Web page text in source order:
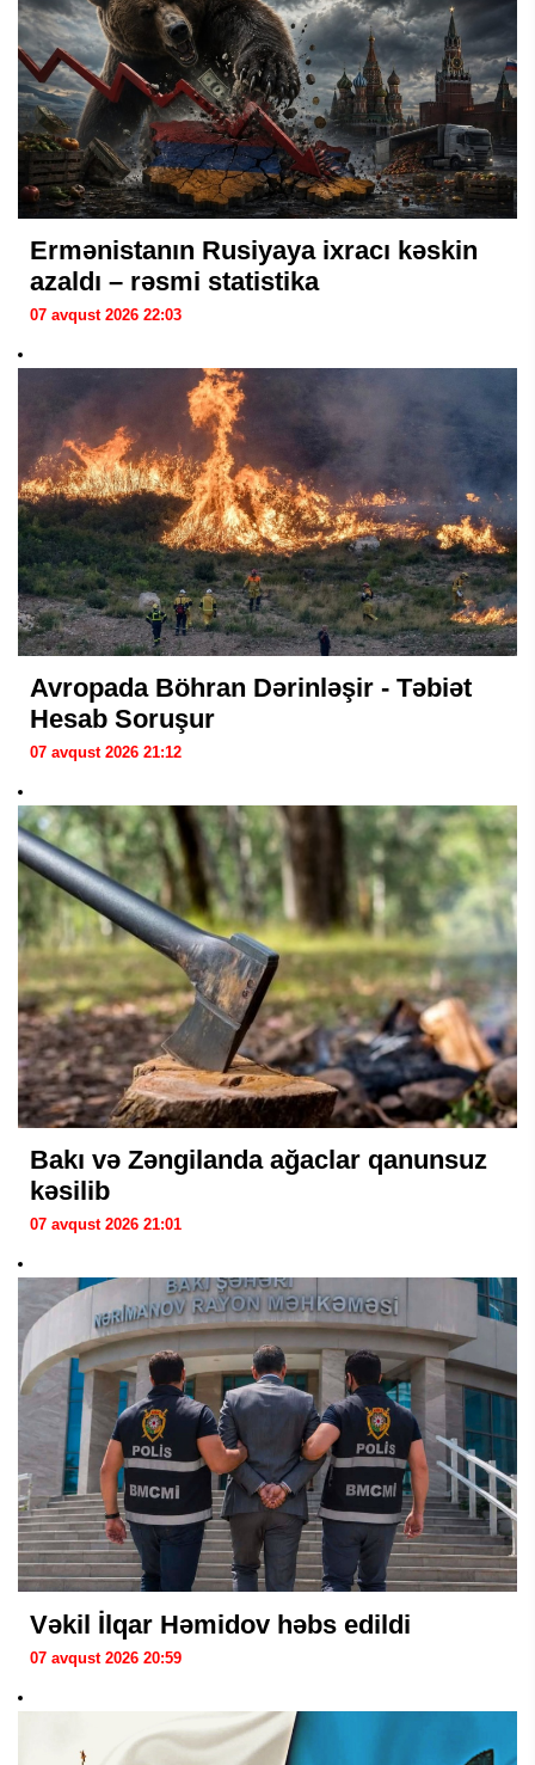
Ermənistanın Rusiyaya ixracı kəskin
azaldı – rəsmi statistika
07 avqust 2026 22:03
Avropada Böhran Dərinləşir - Təbiət
Hesab Soruşur
07 avqust 2026 21:12
Bakı və Zəngilanda ağaclar qanunsuz
kəsilib
07 avqust 2026 21:01
Vəkil İlqar Həmidov həbs edildi
07 avqust 2026 20:59